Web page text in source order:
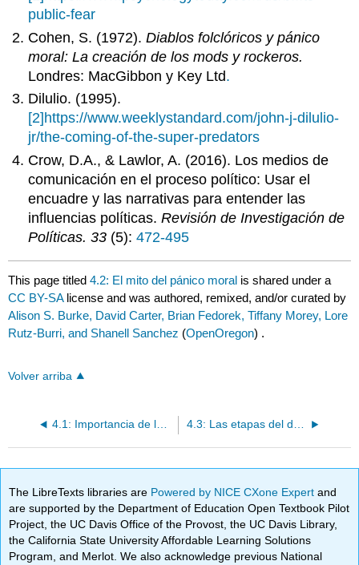
public-fear
Cohen, S. (1972).Diablos folclóricos y pánico
moral: La creación de los mods y rockeros.
Londres: MacGibbon y Key Ltd.
Dilulio. (1995).
[2] https://www.weeklystandard.com/john-j-dilulio-
jr/the-coming-of-the-super-predators
Crow, D.A., & Lawlor, A. (2016). Los medios de
comunicación en el proceso político: Usar el
encuadre y las narrativas para entender las
influencias políticas.Revisión de Investigación de
Políticas. 33 (5):472-495
This page titled4.2: El mito del pánico moral is shared under a
CC BY-SA license and was authored, remixed, and/or curated by
Alison S. Burke, David Carter, Brian Fedorek, Tiffany Morey, Lore
Rutz-Burri, and Shanell Sanchez (OpenOregon) .
Volver arriba
4.1: Importancia de la política en la justicia penal 4.3: Las etapas del desarrollo de políticas
The LibreTexts libraries are Powered by NICE CXone Expertand
are supported by the Department of Education Open Textbook Pilot
Project, the UC Davis Office of the Provost, the UC Davis Library,
the California State University Affordable Learning Solutions
Program, and Merlot. We also acknowledge previous National